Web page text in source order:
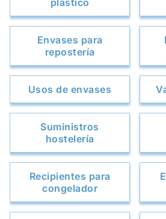
plástico
Envases para
repostería
Usos de envases
Suministros
hostelería
Recipientes para
congelador